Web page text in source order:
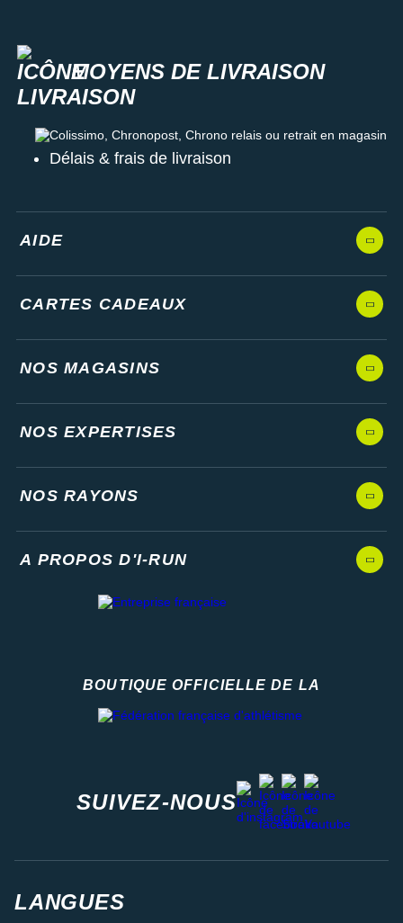
MOYENS DE LIVRAISON
Colissimo, Chronopost, Chrono relais ou retrait en magasin
Délais & frais de livraison
AIDE
CARTES CADEAUX
NOS MAGASINS
NOS EXPERTISES
NOS RAYONS
A PROPOS D'I-RUN
BOUTIQUE OFFICIELLE DE LA
SUIVEZ-NOUS
instagram
facebook
stravayoutube
LANGUES